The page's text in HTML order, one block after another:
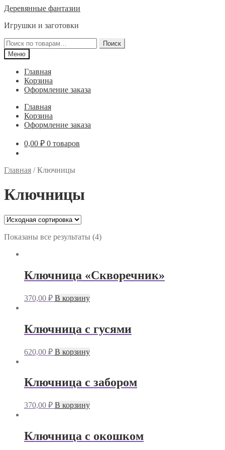
Перейти
навигации
Перейти
содержимому
Деревянные фантазии
Игрушки и заготовки
Искать:
Поиск
Меню
Главная
Корзина
Оформление заказа
Главная
Корзина
Оформление заказа
0,00 ₽ 0 товаров
Главная /Ключницы
Ключницы
Показаны все результаты (4)
Ключница «Скворечник»
370,00 ₽ В корзину
Ключница с гусями
620,00 ₽ В корзину
Ключница с забором
370,00 ₽ В корзину
Ключница с окошком